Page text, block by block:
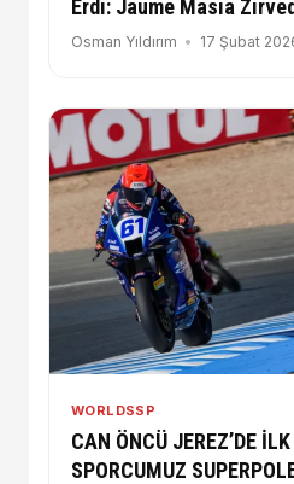
Erdi: Jaume Masia
Verici!
Osman Yıldırım 17 Şubat
WORLDSSP
CAN ÖNCÜ JEREZ’DE
SPORCUMUZ